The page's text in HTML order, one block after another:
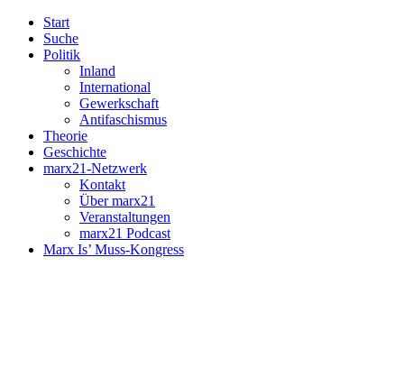
Start
Suche
Politik
Inland
International
Gewerkschaft
Antifaschismus
Theorie
Geschichte
marx21-Netzwerk
Kontakt
Über marx21
Veranstaltungen
marx21 Podcast
Marx Is’ Muss-Kongress